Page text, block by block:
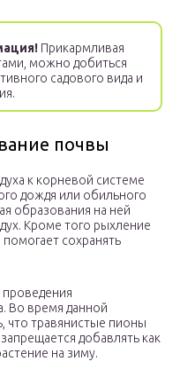
Прикармливая
можно добиться
садового вида и
почвы
к корневой системе
дождя или обильного
образования на ней
Кроме того рыхление
сохранять
Во время данной
что травянистые пионы
добавлять как
на зиму.